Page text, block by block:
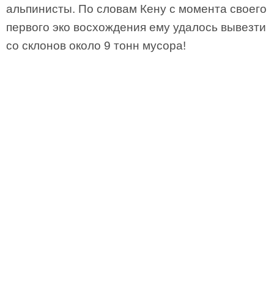
альпинисты. По словам Кену с момента своего
первого эко восхождения ему удалось вывезти
со склонов около 9 тонн мусора!